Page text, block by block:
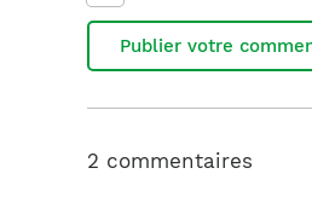
2 commentaires